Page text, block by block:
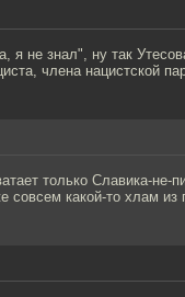
я не знал", ну так
члена нацистской
только Славика-не-
совсем какой-то хлам из